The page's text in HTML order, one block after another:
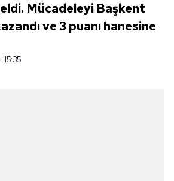
Mücadeleyi Başkent
ve 3 puanı hanesine
15:35